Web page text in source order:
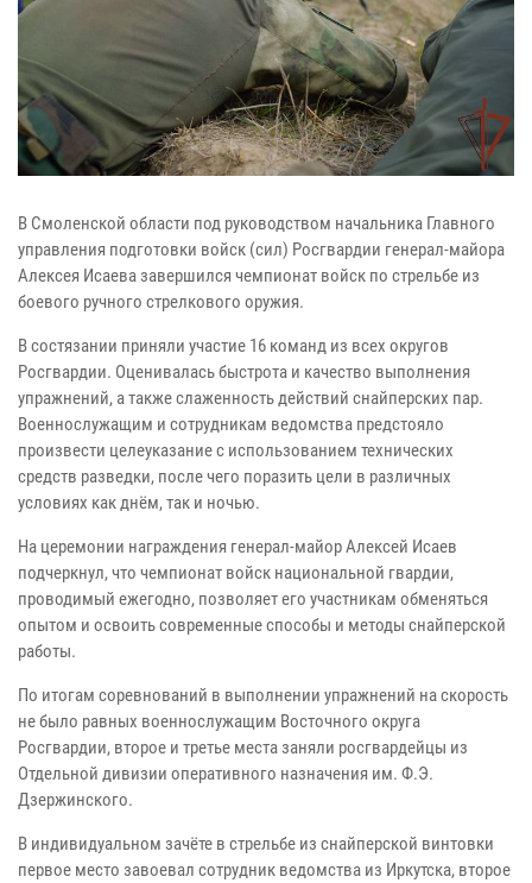
В Смоленской области под руководством начальника Главного
управления подготовки войск (сил) Росгвардии генерал-майора
Алексея Исаева завершился чемпионат войск по стрельбе из
боевого ручного стрелкового оружия.
В состязании приняли участие 16 команд из всех округов
Росгвардии. Оценивалась быстрота и качество выполнения
упражнений, а также слаженность действий снайперских пар.
Военнослужащим и сотрудникам ведомства предстояло
произвести целеуказание с использованием технических
средств разведки, после чего поразить цели в различных
условиях как днём, так и ночью.
На церемонии награждения генерал-майор Алексей Исаев
подчеркнул, что чемпионат войск национальной гвардии,
проводимый ежегодно, позволяет его участникам обменяться
опытом и освоить современные способы и методы снайперской
работы.
По итогам соревнований в выполнении упражнений на скорость
не было равных военнослужащим Восточного округа
Росгвардии, второе и третье места заняли росгвардейцы из
Отдельной дивизии оперативного назначения им. Ф.Э.
Дзержинского.
В индивидуальном зачёте в стрельбе из снайперской винтовки
первое место завоевал сотрудник ведомства из Иркутска, второе